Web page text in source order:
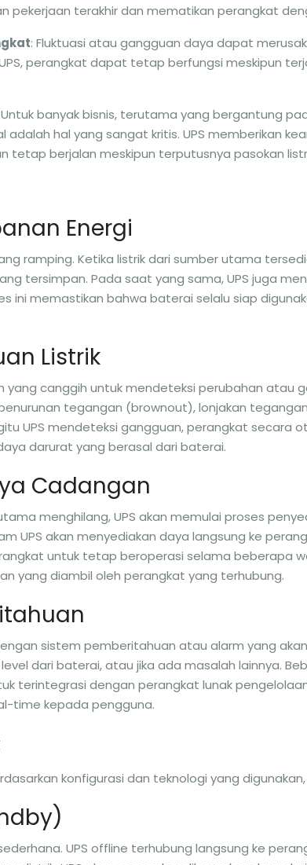
pekerjaan terakhir dan mematikan perangkat
: Fluktuasi atau gangguan daya dapat
perangkat dapat tetap berfungsi meskipun
Untuk banyak bisnis, terutama yang bergantung
adalah hal yang sangat kritis. UPS memberikan
tetap berjalan meskipun terputusnya pasokan
Energi
ramping. Ketika listrik dari sumber utama
tersimpan. Pada saat yang sama, UPS juga
ini memastikan bahwa baterai selalu siap
Listrik
yang canggih untuk mendeteksi perubahan atau
tegangan (brownout), lonjakan
UPS mendeteksi gangguan, perangkat secara
darurat yang berasal dari baterai.
Cadangan
menghilang, UPS akan memulai proses
UPS akan menyediakan daya langsung ke
untuk tetap beroperasi selama beberapa
yang diambil oleh perangkat yang terhubung.
sistem pemberitahuan atau alarm yang
dari baterai, atau jika ada masalah lainnya.
terintegrasi dengan perangkat lunak
time kepada pengguna.
konfigurasi dan teknologi yang
UPS offline terhubung langsung ke